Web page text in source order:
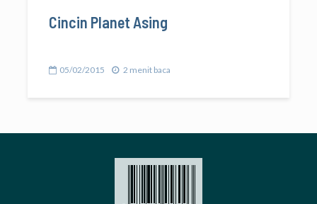
Cincin Planet Asing
05/02/2015 2 menit baca